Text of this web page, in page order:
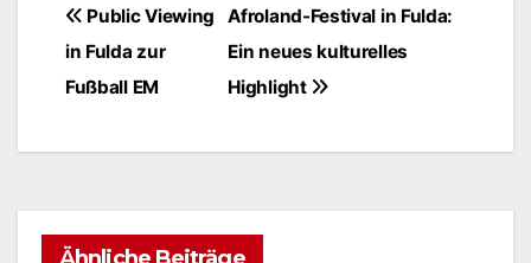
BeitragsnavigationAfroland-Festival in Fulda:
Ein neues kulturelles
Highlight
Public Viewing
in Fulda zur
Fußball EM
Ähnliche Beiträge